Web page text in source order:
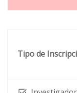
Tipo de